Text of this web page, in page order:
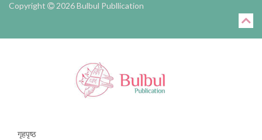
Copyright 2026 Bulbul Publlication
गृहपृष्ठ